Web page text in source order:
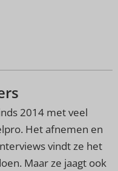
2014 met veel
Het afnemen en
vindt ze het
Maar ze jaagt ook